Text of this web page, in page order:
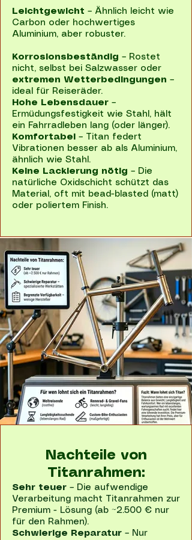
Leichtgewicht – Ähnlich leicht wie
Carbon oder hochwertiges
Aluminium, aber robuster.
Korrosionsbeständig – Rostet
nicht, selbst bei Salzwasser oder
extremen Wetterbedingungen –
ideal für Reiseräder.
Hohe Lebensdauer –
Ermüdungsfestigkeit wie Stahl, hält
ein Fahrradleben lang (oder länger).
Komfortabel
– Titan federt
Vibrationen besser ab als Aluminium,
ähnlich wie Stahl.
Keine Lackierung nötig – Die
natürliche Oxidschicht schützt das
Material, oft mit bead-blasted (matt)
oder poliertem Finish.
Nachteile von
Titanrahmen:
Sehr teuer – Die aufwendige
Verarbeitung macht Titanrahmen zur
Premium - Lösung (ab ~2.500 € nur
für den Rahmen).
Schwierige Reparatur – Nur